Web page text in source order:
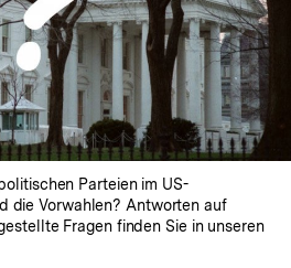
Parteien im US-
die Vorwahlen? Antworten auf
Fragen finden Sie in unseren